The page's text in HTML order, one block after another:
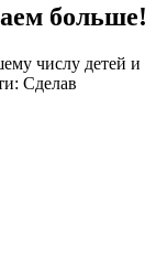
больше!
числу детей и
Сделав